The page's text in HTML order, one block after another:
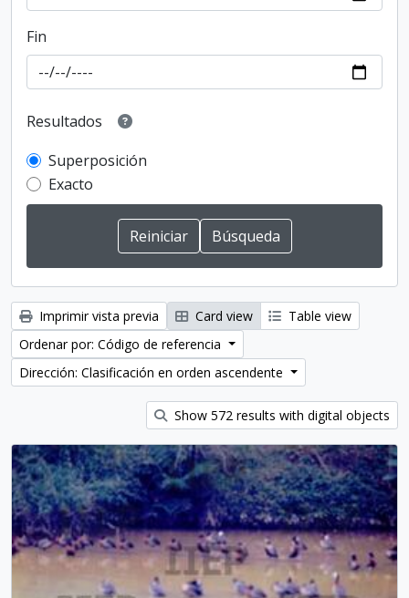
Fin
Resultados
Superposición
Exacto
Imprimir vista previa Card view
Table view
Ordenar por: Código de referencia
Dirección: Clasificación en orden ascendente
Show 572 results with digital objects